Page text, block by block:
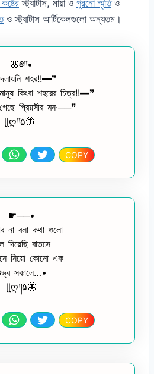
স্ট্যাটাস, মায়া ও পুরনো স্মৃতিও
ও স্ট্যাটাস আর্টিকেলগুলো অন্যতম।
🌸༅༎•
শহর!!━❞
কিংবা শহরের চিত্র!!━❞
প্রিয়সীর মন∙──❞
ɭɭღ༎۵🦋
COPY
☛──•
না বলা কথা গুলো
দিয়েছি বাতসে
নিয়ো কোনো এক
সকালে…•
ɭɭღ༎۵🦋
COPY